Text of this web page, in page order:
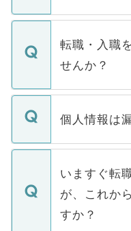
ます。通常、
いただきます
マイナビ
うち約3割は
けない「非公
下記の理由に
ません。
■応募殺到を
関を公にして
に、医療機関
みを人材紹介
ています。
転職・入職
せんか？
転職・入職を
ん。また、仮
定を承諾する
の辞退の連絡
個人情報は
個人情報が漏
で、ご安心く
などで収集し
ご本人のキャ
支援を目的に
いますぐ転
が、これか
すか？